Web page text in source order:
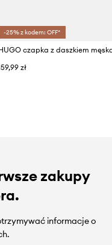
-25% z kodem: OFF*
zł
zakupy
informacje o